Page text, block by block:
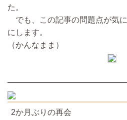
た。
でも、この記事の問題点が気
にします。
（かんなまま）
2か月ぶりの再会